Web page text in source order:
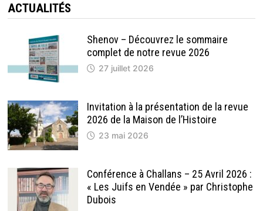
ACTUALITÉS
Shenov – Découvrez le sommaire
complet de notre revue 2026
27 juillet 2026
Invitation à la présentation de la revue
2026 de la Maison de l’Histoire
23 mai 2026
Conférence à Challans – 25 Avril 2026 :
« Les Juifs en Vendée » par Christophe
Dubois